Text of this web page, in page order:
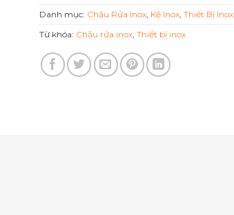
Danh mục: Chậu Rửa Inox Kệ Inox ,Thiết Bị Inox
Từ khóa: Chậu rửa inox ,Thiết bị inox